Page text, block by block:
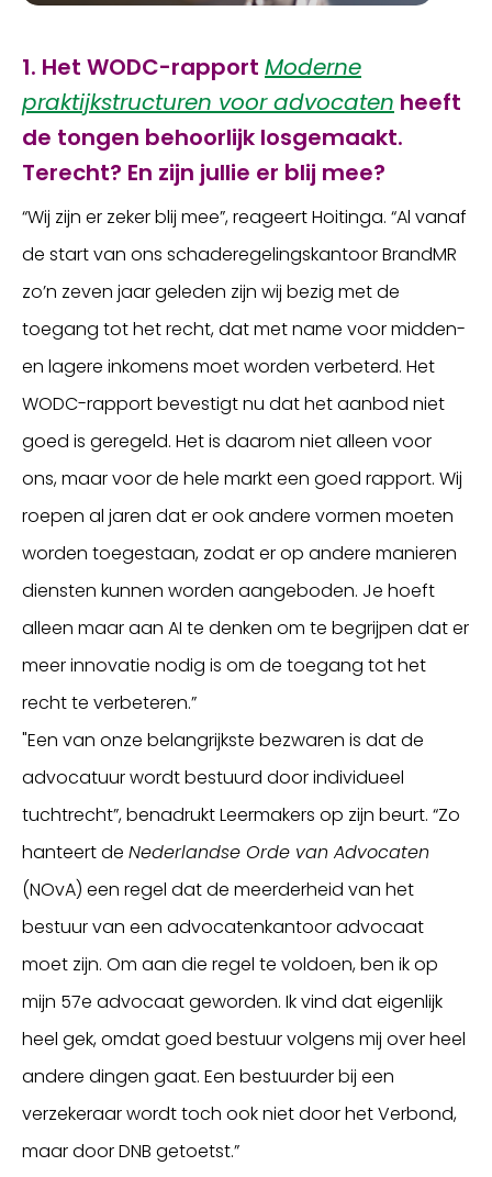
1. Het WODC-rapport Moderne
praktijkstructuren voor advocaten heeft
de tongen behoorlijk losgemaakt.
Terecht? En zijn jullie er blij mee?
“Wij zijn er zeker blij mee”, reageert Hoitinga. “Al vanaf
de start van ons schaderegelingskantoor BrandMR
zo’n zeven jaar geleden zijn wij bezig met de
toegang tot het recht, dat met name voor midden-
en lagere inkomens moet worden verbeterd. Het
WODC-rapport bevestigt nu dat het aanbod niet
goed is geregeld. Het is daarom niet alleen voor
ons, maar voor de hele markt een goed rapport. Wij
roepen al jaren dat er ook andere vormen moeten
worden toegestaan, zodat er op andere manieren
diensten kunnen worden aangeboden. Je hoeft
alleen maar aan AI te denken om te begrijpen dat er
meer innovatie nodig is om de toegang tot het
recht te verbeteren.”
"Een van onze belangrijkste bezwaren is dat de
advocatuur wordt bestuurd door individueel
tuchtrecht”, benadrukt Leermakers op zijn beurt. “Zo
hanteert de Nederlandse Orde van Advocaten
(NOvA) een regel dat de meerderheid van het
bestuur van een advocatenkantoor advocaat
moet zijn. Om aan die regel te voldoen, ben ik op
mijn 57e advocaat geworden. Ik vind dat eigenlijk
heel gek, omdat goed bestuur volgens mij over heel
andere dingen gaat. Een bestuurder bij een
verzekeraar wordt toch ook niet door het Verbond,
maar door DNB getoetst.”